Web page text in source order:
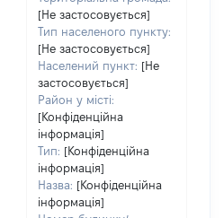
[Не застосовується]
Тип населеного пункту:
[Не застосовується]
Населений пункт: [Не
застосовується]
Район у місті:
[Конфіденційна
інформація]
Тип: [Конфіденційна
інформація]
Назва: [Конфіденційна
інформація]